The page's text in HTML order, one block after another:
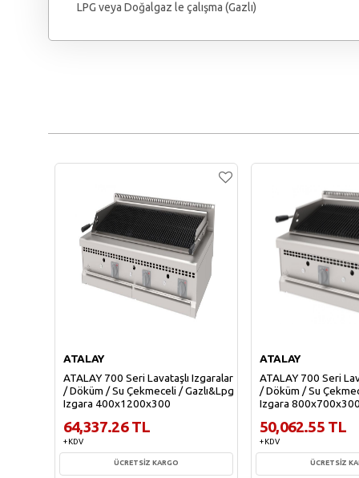
LPG veya Doğalgaz le çalışma (Gazlı)
ATALAY
ATALAY 700 Seri Lavataşlı Izgaralar
/ Döküm / Su Çekmeceli / Gazlı&Lpg
Izgara 400x1200x300
64,337.26 TL
+ KDV
ÜCRETSİZ KARGO
ATALAY
ATALAY 700 Seri
/ Döküm / Su
Izgara
50,062.55 TL
+ KDV
ÜCRETSİZ